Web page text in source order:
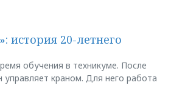
история 20-летнего
обучения в техникуме. После
краном. Для него работа